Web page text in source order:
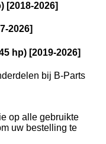
[2018-2026]
-2026]
hp) [2019-2026]
bij B-Parts
op alle gebruikte
uw bestelling te